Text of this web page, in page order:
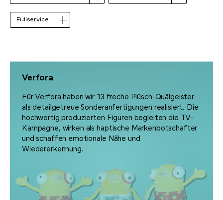
Fullservice
Verfora
Für Verfora haben wir 13 freche Plüsch-Quälgeister
als detailgetreue Sonderanfertigungen realisiert. Die
hochwertig produzierten Figuren begleiten die TV-
Kampagne, wirken als haptische Markenbotschafter
und schaffen emotionale Nähe und
Wiedererkennung.